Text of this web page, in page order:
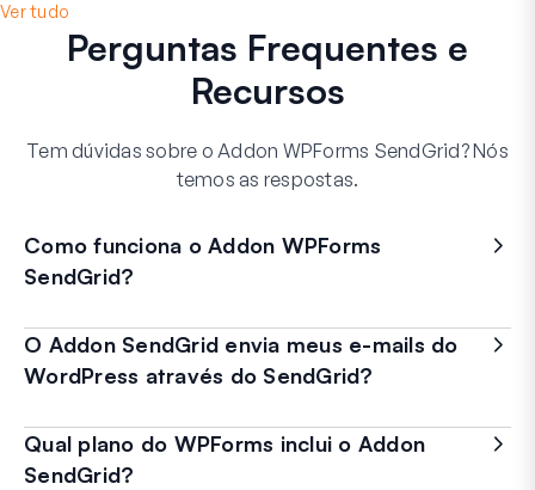
Ver tudo
Perguntas Frequentes e
Recursos
Tem dúvidas sobre o Addon WPForms SendGrid? Nós
temos as respostas.
Como funciona o Addon WPForms
SendGrid?
O Addon SendGrid envia meus e-mails do
WordPress através do SendGrid?
Qual plano do WPForms inclui o Addon
SendGrid?